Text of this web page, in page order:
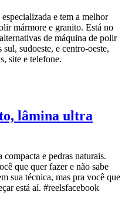
e tem a melhor
mármore e granito. Está no
de máquina de polir
sudoeste, e centro-oeste,
site e telefone.
lâmina ultra
e pedras naturais.
que quer fazer e não sabe
sua técnica, mas pra você que
está aí. #reelsfacebook